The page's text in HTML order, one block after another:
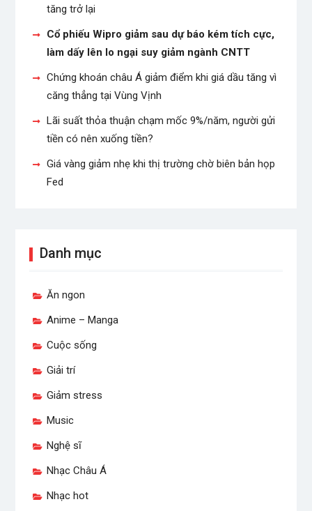
tăng trở lại
Cổ phiếu Wipro giảm sau dự báo kém tích cực,
làm dấy lên lo ngại suy giảm ngành CNTT
Chứng khoán châu Á giảm điểm khi giá dầu tăng vì
căng thẳng tại Vùng Vịnh
Lãi suất thỏa thuận chạm mốc 9%/năm, người gửi
tiền có nên xuống tiền?
Giá vàng giảm nhẹ khi thị trường chờ biên bản họp
Fed
Danh mục
Ăn ngon
Anime – Manga
Cuộc sống
Giải trí
Giảm stress
Music
Nghệ sĩ
Nhạc Châu Á
Nhạc hot